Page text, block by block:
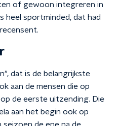
of gewoon integreren in
heel sportminded, dat had
dat is de belangrijkste
aan de mensen die op
de eerste uitzending. Die
aan het begin ook op